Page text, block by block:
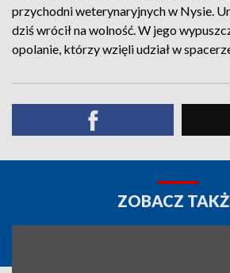
przychodni weterynaryjnych w Nysie.
dziś wrócił na wolność. W jego
opolanie, którzy wzięli udział w
ZOBACZ